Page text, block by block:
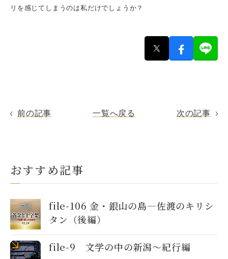
リを感じてしまうのは私だけでしょうか？
前の記事 一覧へ戻る 次の記事
おすすめ記事
file-106 金・銀山の島―佐渡のキリシ
タン（後編）
file-9 文学の中の新潟～紀行編